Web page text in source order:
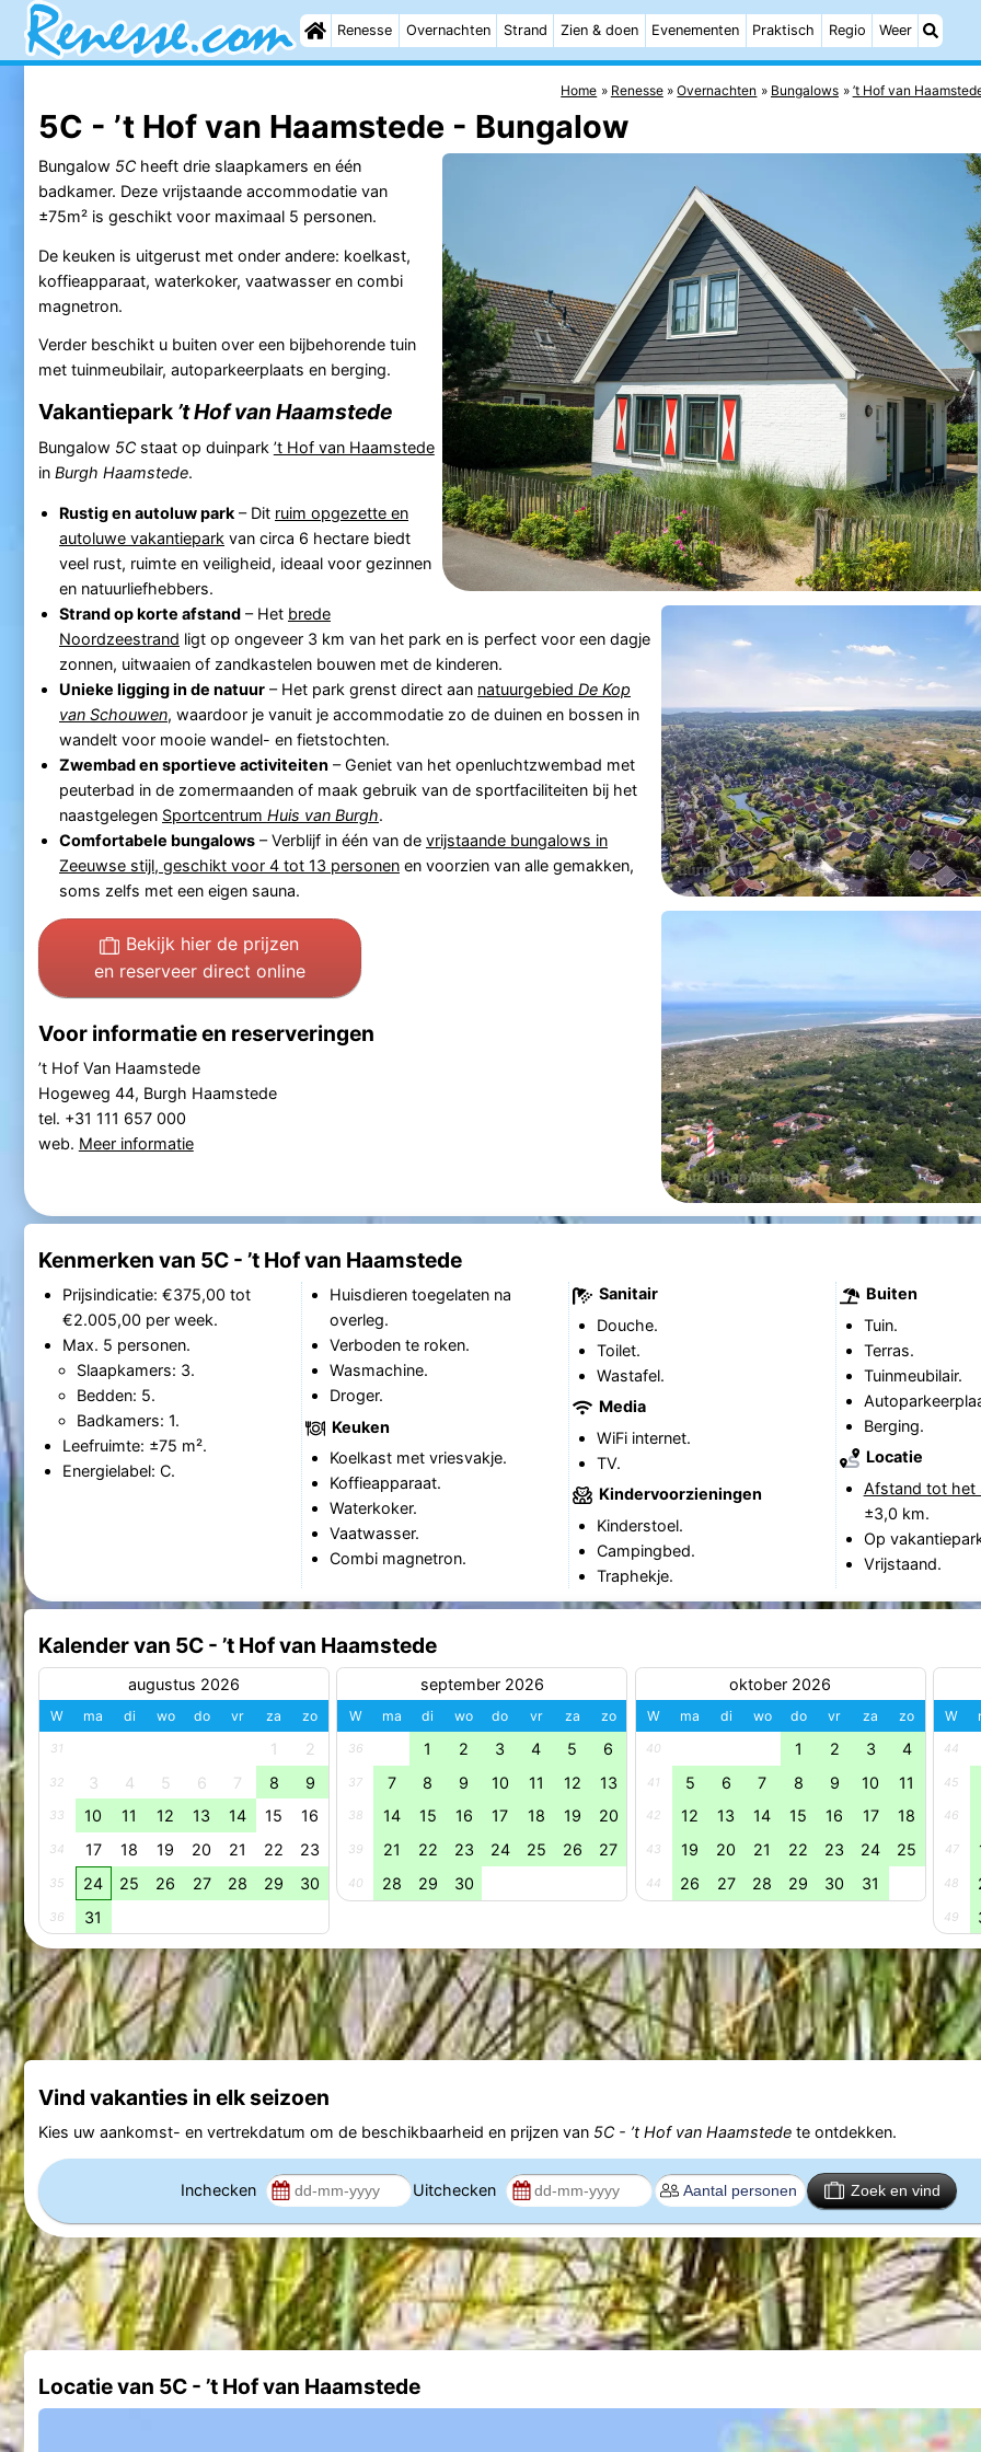
Renesse Overnachten Strand Zien & doen Evenementen Praktisch Regio Weer
Home Renesse Overnachten Bungalows ’t Hof van
5C - ’t Hof van Haamstede - Bungalow
Bungalow 5Cheeft drie slaapkamers en één
badkamer. Deze vrijstaande accommodatie van
±75m² is geschikt voor maximaal 5 personen.
De keuken is uitgerust met onder andere: koelkast,
koffieapparaat, waterkoker, vaatwasser en combi
magnetron.
Verder beschikt u buiten over een bijbehorende tuin
met tuinmeubilair, autoparkeerplaats en berging.
Vakantiepark ’t Hof van Haamstede
Bungalow 5Cstaat op duinpark ’t Hof van Haamstede
in Burgh Haamstede.
Rustig en autoluw park– Dit ruim opgezette en
autoluwe vakantiepark van circa 6 hectare biedt
veel rust, ruimte en veiligheid, ideaal voor gezinnen
en natuurliefhebbers.
Strand op korte afstand– Het brede
Noordzeestrand ligt op ongeveer 3 km van het park en is perfect voor een dagje
zonnen, uitwaaien of zandkastelen bouwen met de kinderen.
Unieke ligging in de natuur– Het park grenst direct aan natuurgebied De Kop
van Schouwen, waardoor je vanuit je accommodatie zo de duinen en bossen in
wandelt voor mooie wandel- en fietstochten.
Zwembad en sportieve activiteiten – Geniet van het openluchtzwembad met
peuterbad in de zomermaanden of maak gebruik van de sportfaciliteiten bij het
naastgelegen Sportcentrum Huis van Burgh.
Comfortabele bungalows– Verblijf in één van de vrijstaande bungalows in
Zeeuwse stijl, geschikt voor 4 tot 13 personenen voorzien van alle gemakken,
soms zelfs met een eigen sauna.
Bekijk hier de prijzen
en reserveer direct online
Voor informatie en reserveringen
’t Hof Van Haamstede
Hogeweg 44, Burgh Haamstede
tel. +31 111 657 000
web. Meer informatie
Kenmerken van 5C - ’t Hof van Haamstede
Prijsindicatie: €375,00 tot
€2.005,00 per week.
Max. 5 personen.
Slaapkamers: 3.
Bedden: 5.
Badkamers: 1.
Leefruimte: ±75 m².
Energielabel: C.
Huisdieren toegelaten na
overleg.
Verboden te roken.
Wasmachine.
Droger.
Keuken
Koelkast met vriesvakje.
Koffieapparaat.
Waterkoker.
Vaatwasser.
Combi magnetron.
Sanitair
Douche.
Toilet.
Wastafel.
Media
WiFi internet.
TV.
Kindervoorzieningen
Kinderstoel.
Campingbed.
Traphekje.
Buiten
Tuin.
Terras.
Tuinmeubilair.
Berging.
Locatie
Afstand tot het
±3,0 km.
Op
Vrijstaand.
Kalender van 5C - ’t Hof van Haamstede
augustus 2026
W ma di wo do vr za zo
31 1 2
32 3 4 5 6 7 8 9
33 10 11 12 13 14 15 16
34 17 18 19 20 21 22 23
35 24 25 26 27 28 29 30
36 31
september 2026
W ma di wo do vr za zo
36 1 2 3 4 5 6
37 7 8 9 10 11 12 13
38 14 15 16 17 18 19 20
39 21 22 23 24 25 26 27
40 28 29 30
oktober 2026
W ma di wo do vr za zo
40 1 2 3 4
41 5 6 7 8 9 10 11
42 12 13 14 15 16 17 18
43 19 20 21 22 23 24 25
44 26 27 28 29 30 31
W
44
45
46
47
48
49
Vind vakanties in elk seizoen
Kies uw aankomst- en vertrekdatum om de beschikbaarheid en prijzen van 5C - ’t Hof van Haamstedete ontdekken.
Inchecken Uitchecken Zoek en vind
Locatie van 5C - ’t Hof van Haamstede